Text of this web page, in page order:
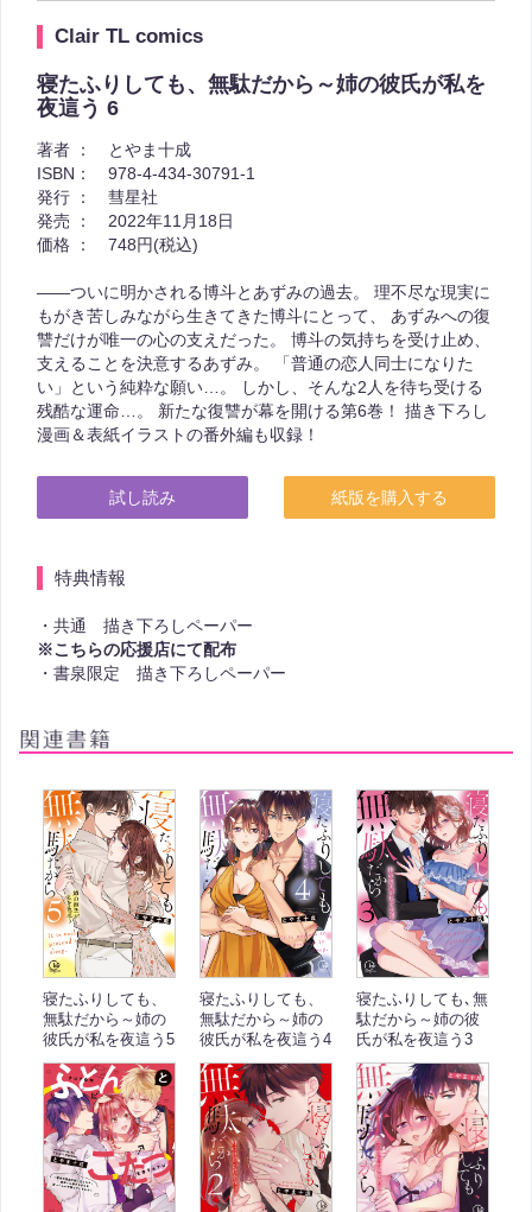
Clair TL comics
寝たふりしても、無駄だから～姉の彼氏が私を
夜這う 6
著者 ：
とやま十成
ISBN：
978-4-434-30791-1
発行 ：
彗星社
発売 ：
2022年11月18日
価格 ：
748円(税込)
――ついに明かされる博斗とあずみの過去。 理不尽な現実に
もがき苦しみながら生きてきた博斗にとって、 あずみへの復
讐だけが唯一の心の支えだった。 博斗の気持ちを受け止め、
支えることを決意するあずみ。 「普通の恋人同士になりた
い」という純粋な願い…。 しかし、そんな2人を待ち受ける
残酷な運命…。 新たな復讐が幕を開ける第6巻！ 描き下ろし
漫画＆表紙イラストの番外編も収録！
試し読み 紙版を購入する
特典情報
・共通 描き下ろしペーパー
※こちらの応援店にて配布
・書泉限定 描き下ろしペーパー
寝たふりしても、
無駄だから～姉の
彼氏が私を夜這う5
寝たふりしても、
無駄だから～姉の
彼氏が私を夜這う4
寝たふりしても､無
駄だから～姉の彼
氏が私を夜這う3